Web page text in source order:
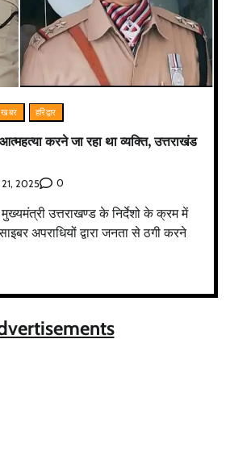
खबर हरिद्वार
करने जा रहा था व्यक्ति, उत्तराखंड
21, 2025 0
उत्तराखण्ड के निर्देशो के क्रम में
अपराधियों द्वारा जनता से ठगी करने